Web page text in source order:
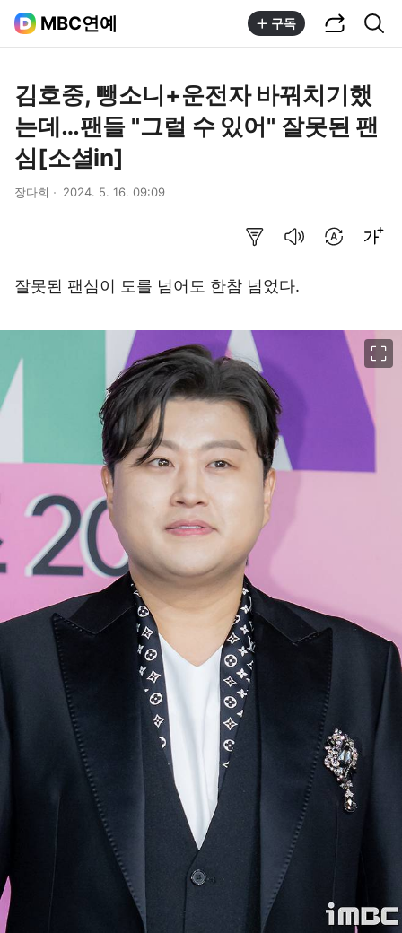
MBC연예 구독
김호중, 뺑소니+운전자 바꿔치기했
는데…팬들 "그럴 수 있어" 잘못된 팬
심[소셜in]
장다희 2024. 5. 16. 09:09
잘못된 팬심이 도를 넘어도 한참 넘었다.